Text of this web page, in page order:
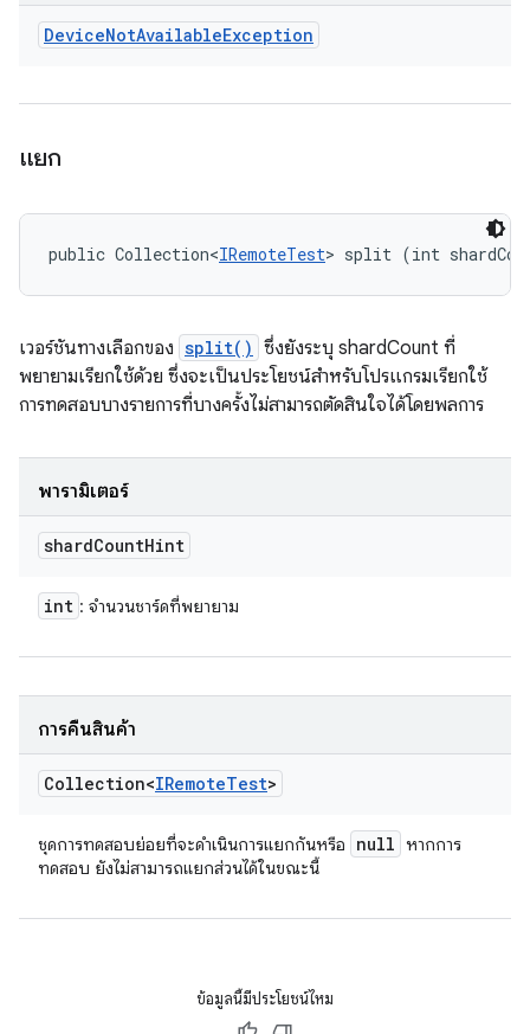
DeviceNotAvailableException
แยก
public Collection<IRemoteTest> split (int
เวอร์ชันทางเลือกของ split() ซึ่งยังระบุ shardCount ที่
พยายามเรียกใช้ด้วย ซึ่งจะเป็นประโยชน์สำหรับโปรแกรมเรียกใช้
การทดสอบบางรายการที่บางครั้งไม่สามารถตัดสินใจได้โดยพลการ
พารามิเตอร์
shardCountHint
int : จำนวนชาร์ดที่พยายาม
การคืนสินค้า
Collection<IRemoteTest>
ชุดการทดสอบย่อยที่จะดำเนินการแยกกันหรือ null หากการ
ทดสอบ ยังไม่สามารถแยกส่วนได้ในขณะนี้
ข้อมูลนี้มีประโยชน์ไหม